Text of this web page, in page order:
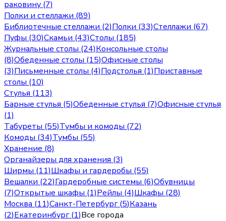
раковину (7)
Полки и стеллажи (89)
Библиотечные стеллажи (2)Полки (33)Стеллажи (67)
Пуфы (30)Скамьи (43)Столы (185)
Журнальные столы (24)Консольные столы
(8)Обеденные столы (15)Офисные столы
(3)Письменные столы (4)Подстолья (1)Приставные
столы (10)
Стулья (113)
Барные стулья (5)Обеденные стулья (7)Офисные стулья
(1)
Табуреты (55)Тумбы и комоды (72)
Комоды (34)Тумбы (55)
Хранение (8)
Органайзеры для хранения (3)
Ширмы (11)Шкафы и гардеробы (55)
Вешалки (22)Гардеробные системы (6)Обувницы
(7)Открытые шкафы (1)Рейлы (4)Шкафы (28)
Москва (11)Санкт-Петербург(5)Казань
(2)Екатеринбург(1)Все города